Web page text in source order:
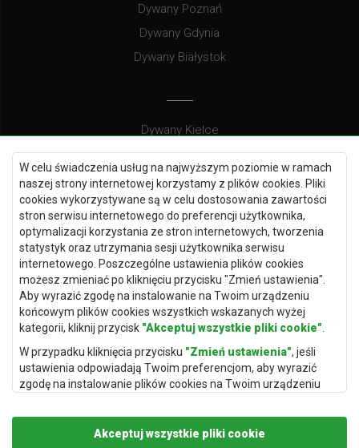
W celu świadczenia usług na najwyższym poziomie w ramach
naszej strony internetowej korzystamy z plików cookies. Pliki
cookies wykorzystywane są w celu dostosowania zawartości
stron serwisu internetowego do preferencji użytkownika,
optymalizacji korzystania ze stron internetowych, tworzenia
statystyk oraz utrzymania sesji użytkownika serwisu
internetowego. Poszczególne ustawienia plików cookies
możesz zmieniać po kliknięciu przycisku "Zmień ustawienia".
Aby wyrazić zgodę na instalowanie na Twoim urządzeniu
końcowym plików cookies wszystkich wskazanych wyżej
kategorii, kliknij przycisk "Akceptuj wszystkie pliki cookie"
W przypadku kliknięcia przycisku "Zmień ustawienia", jeśli
ustawienia odpowiadają Twoim preferencjom, aby wyrazić
zgodę na instalowanie plików cookies na Twoim urządzeniu
"Zapisz i zaakceptuj".
Podstawą przetwarzania danych osobowych, w zakresie w
Akceptuj wszystkie pliki cookie
Dywany Poznań
Dywany Gdynia
Dywany Białystok
Dywany Kielce
Dywany Gdańsk
Dywany Toruń
Dywany Bydgoszcz
Dywany Łódź
Dywany Katowice
Dywany Rzeszów
Dywany Częstochowa